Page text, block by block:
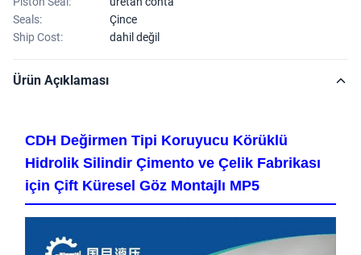
Seals:
Çince
Ship Cost:
dahil değil
Ürün Açıklaması
CDH Değirmen Tipi Koruyucu Körüklü
Hidrolik Silindir Çimento ve Çelik Fabrikası
için Çift Küresel Göz Montajlı MP5